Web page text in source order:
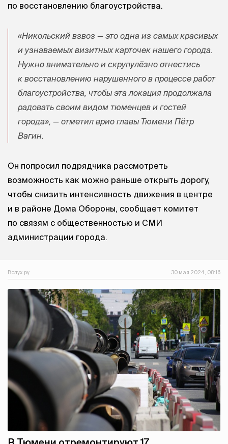
по восстановлению благоустройства.
«Никольский взвоз — это одна из самых красивых
и узнаваемых визитных карточек нашего города.
Нужно внимательно и скрупулёзно отнестись
к восстановлению нарушенного в процессе работ
благоустройства, чтобы эта локация продолжала
радовать своим видом тюменцев и гостей
города», — отметил врио главы Тюмени Пётр
Вагин.
Он попросил подрядчика рассмотреть
возможность как можно раньше открыть дорогу,
чтобы снизить интенсивность движения в центре
и в районе Дома Обороны, сообщает комитет
по связям с общественностью и СМИ
администрации города.
Вслух.ру 30 мая 2024, 08:16